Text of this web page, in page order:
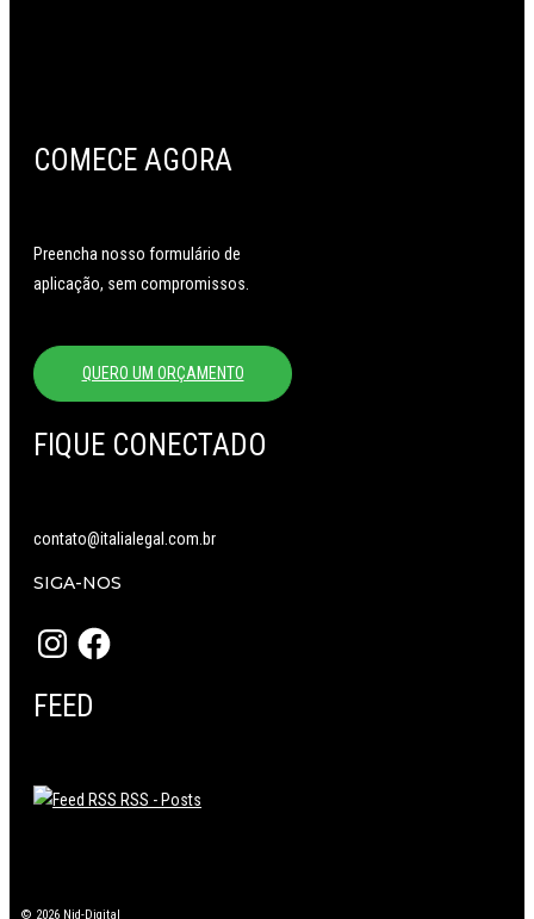
COMECE AGORA
Preencha nosso formulário de
aplicação, sem compromissos.
QUERO UM ORÇAMENTO
FIQUE CONECTADO
contato@italialegal.com.br
SIGA-NOS
InstagramFacebook
FEED
RSS - Posts
© 2026 Nid-Digital